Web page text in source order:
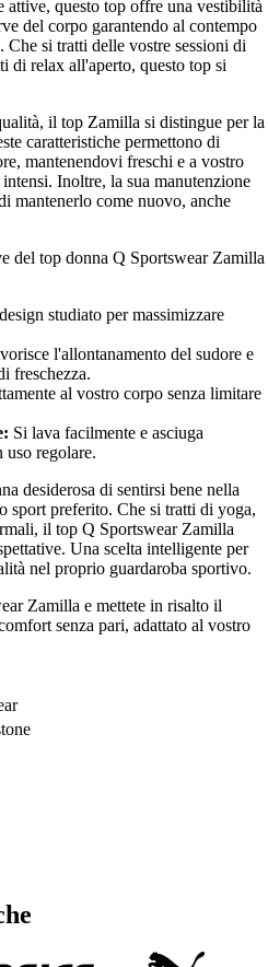
attive, questo top offre una vestibilità
del corpo garantendo al contempo
si tratti delle vostre sessioni di
di relax all'aperto, questo top si
il top Zamilla si distingue per la
caratteristiche permettono di
mantenendovi freschi e a vostro
Inoltre, la sua manutenzione
mantenerlo come nuovo, anche
del top donna Q Sportswear Zamilla
studiato per massimizzare
l'allontanamento del sudore e
freschezza.
al vostro corpo senza limitare
Si lava facilmente e asciuga
uso regolare.
desiderosa di sentirsi bene nella
sport preferito. Che si tratti di yoga,
il top Q Sportswear Zamilla
Una scelta intelligente per
nel proprio guardaroba sportivo.
Zamilla e mettete in risalto il
senza pari, adattato al vostro